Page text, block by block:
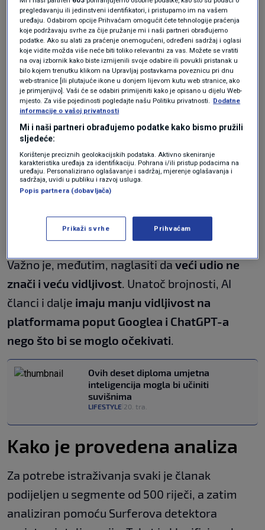
one koje su napisali ljudi. Do svibnja 2025.
njihov je udio dosegnuo 51,7 posto.
Nobelovac kaže da čovječanstvo
možda neće preživjeti sljedećih 50
godina: Ovo su njegovi razlozi
MAGAZIN 21. tra.
Rast se usporava
Iako je rast bio brz, u posljednje vrijeme
pokazuje znakove usporavanja. Prema
Graphiteu, udio AI sadržaja relativno je
stabilan od svibnja 2024., što sugerira da se
prvi val naglog širenja smirio.
Važno je, međutim, naglasiti da veći udio ne
znači i veću vidljivost. Unatoč brojnosti, AI
članci i dalje imaju manju vidljivost na
platformama poput Googlea i ChatGPT-a
nego što bi se moglo očekivati.
Ovih deset diploma umjetna
inteligencija mogla bi učiniti
suvišnima
LIFESTYLE 20. tra.
Kako je provedena analiza
Za potrebe istraživanja svaki je članak
podijeljen u segmente od 500 riječi, a zatim
analiziran pomoću Surferova detektora
pregledavanju ili jedinstveni identifikatori, i pristupamo im na vašem
uređaju. Odabirom opcije Prihvaćam omogućit ćete tehnologije praćenja
koje podržavaju svrhe za čije pružanje mi i naši partneri obrađujemo
podatke. Ako su alati za praćenje onemogućeni, određeni sadržaj i oglasi
koje vidite možda više neće biti toliko relevantni za vas. Možete se vratiti
na ovaj izbornik kako biste izmijenili svoje odabire ili povukli pristanak u
bilo kojem trenutku klikom na Upravljaj postavkama poveznicu pri dnu
web-stranice [ili plutajuće ikone u donjem lijevom kutu web stranice, ako
je primjenjivo]. Vaši će se odabiri primijeniti kako je opisano u dijelu Web-
mjesto. Za više pojedinosti pogledajte našu Politiku privatnosti. Dodatne
informacije o vašoj privatnosti
Mi i naši partneri obrađujemo podatke kako bismo pružili
sljedeće:
Korištenje preciznih geolokacijskih podataka. Aktivno skeniranje
karakteristika uređaja za identifikaciju. Pohrana i/ili pristup podacima na
uređaju. Personalizirano oglašavanje i sadržaj, mjerenje oglašavanja i
sadržaja, uvidi u publiku i razvoj usluga.
Popis partnera (dobavljača)
Prikaži svrhe Prihvaćam